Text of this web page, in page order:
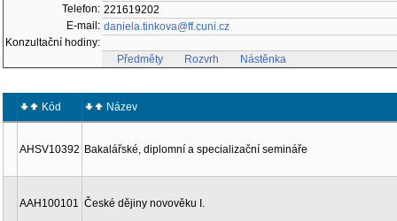
Telefon: 221619202
E-mail: daniela.tinkova@ff.cuni.cz
Konzultační hodiny:
Předměty
Rozvrh Nástěnka
Kód Název
AHSV10392 Bakalářské, diplomní a specializační semináře
AAH100101 České dějiny novověku I.